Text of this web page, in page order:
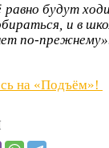
равно будут
и в
по-
на «Подъём»!